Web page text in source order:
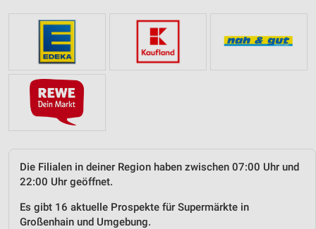
Die Filialen in deiner Region haben zwischen 07:00 Uhr und
22:00 Uhr geöffnet.
Es gibt 16 aktuelle Prospekte für Supermärkte in
Großenhain und Umgebung.